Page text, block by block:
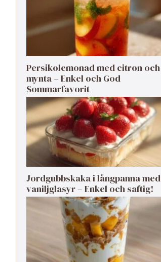
Persikolemonad med citron och
mynta – Enkel och God
Sommarfavorit
Jordgubbskaka i långpanna med
vaniljglasyr – Enkel och saftig!